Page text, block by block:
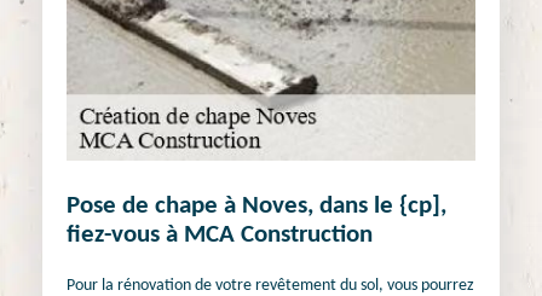
Pose de chape à Noves, dans le {cp],
fiez-vous à MCA Construction
Pour la rénovation de votre revêtement du sol, vous pourrez